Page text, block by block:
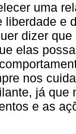
uma
liberdade e
dizer que
elas
nos
já que
e as